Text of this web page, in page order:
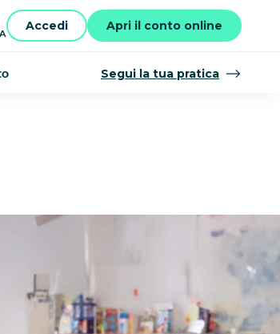
Accedi Apri il conto online
Segui la tua pratica